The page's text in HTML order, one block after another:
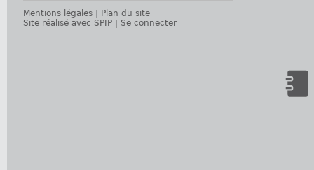
Mentions légales
Plan du site
Site réalisé avec SPIP
Se connecter